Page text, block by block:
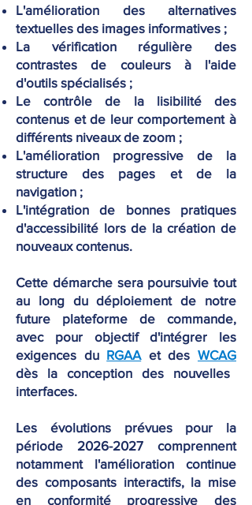
L'amélioration des alternatives
textuelles des images informatives ;
La vérification régulière des
contrastes de couleurs à l'aide
d'outils spécialisés ;
Le contrôle de la lisibilité des
contenus et de leur comportement à
différents niveaux de zoom ;
L'amélioration progressive de la
structure des pages et de la
navigation ;
L'intégration de bonnes pratiques
d'accessibilité lors de la création de
nouveaux contenus.
Cette démarche sera poursuivie tout
au long du déploiement de notre
future plateforme de commande,
avec pour objectif d'intégrer les
exigences du RGAAet desWCAG
dès la conception des nouvelles
interfaces.
Les évolutions prévues pour la
période 2026-2027 comprennent
notamment l'amélioration continue
des composants interactifs, la mise
en conformité progressive des